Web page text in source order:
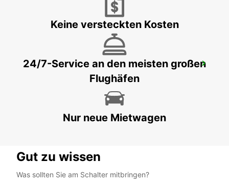
ANNEMASSE
ANNEMASSE - FRANCE
Keine versteckten Kosten
24/7-Service an den meisten großen
Flughäfen
Nur neue Mietwagen
Gut zu wissen
Was sollten Sie am Schalter mitbringen?